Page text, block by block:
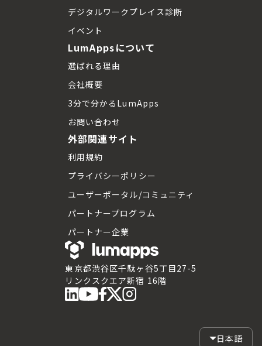
東京都渋谷区千駄ヶ谷5丁目27-5
リンクスクエア新宿 16階
デジタルワークプレイス診断
イベント
LumAppsについて
選ばれる理由
会社概要
3分で分かるLumApps
お問い合わせ
外部関連サイト
利用規約
プライバシーポリシー
ユーザーポータル/コミュニティ
パートナープログラム
パートナー企業
日本語